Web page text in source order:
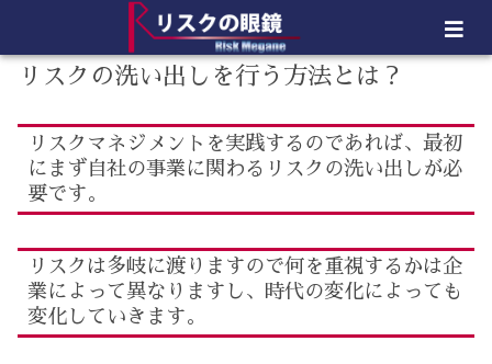
リスクの洗い出しを行う方法とは？
リスクマネジメントを実践するのであれば、最初
にまず自社の事業に関わるリスクの洗い出しが必
要です。
リスクは多岐に渡りますので何を重視するかは企
業によって異なりますし、時代の変化によっても
変化していきます。